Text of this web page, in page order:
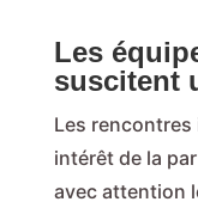
Les
suscitent
Les
intérêt de la
avec attention